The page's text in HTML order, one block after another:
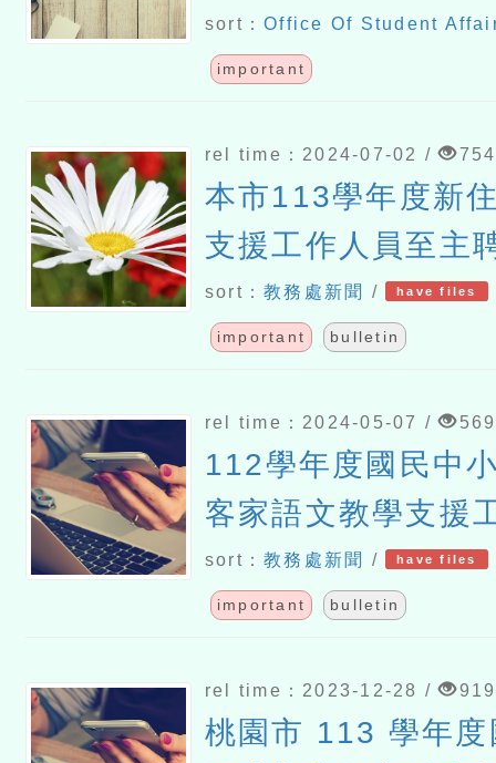
sort：Office Of Student
important
rel time：2024-07-02 / 754
本市113學年度新
支援工作人員至主
sort：教務處新聞 / have files
important bulletin
rel time：2024-05-07 / 569
112學年度國民中
客家語文教學支援
職及退休教師）換
sort：教務處新聞 / have files
important bulletin
rel time：2023-12-28 / 919
桃園市 113 學年